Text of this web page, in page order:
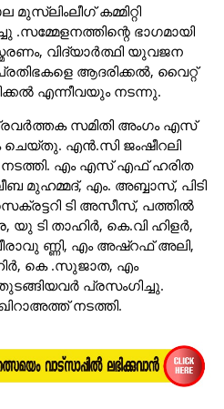
കമ്മിറ്റി
.സമ്മേളനത്തിന്റെ ഭാഗമായി
വിദ്യാർത്ഥി യുവജന
ആദരിക്കൽ, വൈറ്റ്
എന്നീവയും നടന്നു.
സമിതി അംഗം എസ്
എൻ.സി ജംഷീറലി
എം എസ് എഫ് ഹരിത
മുഹമ്മദ്, എം. അബ്ബാസ്, പിടി
ടി അസീസ്, പത്തിൽ
ടി താഹിർ, കെ.വി ഹിളർ,
ണ്ണി, എം അഷ്‌റഫ്‌ അലി,
കെ .സുജാത, എം
പ്രസംഗിച്ചു.
നടത്തി.